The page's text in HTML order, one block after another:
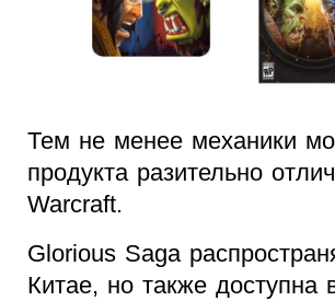
Тем не менее механики
продукта разительно
Warcraft.
Glorious Saga
Китае, но также доступна